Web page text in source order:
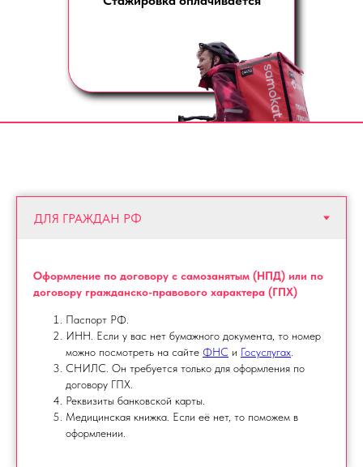
Оформление по договору с самозанятым (НПД) или по
договору гражданско-правового характера (ГПХ)
Паспорт РФ.
ИНН. Если у вас нет бумажного документа, то номер
можно посмотреть на сайте ФНС и Госуслугах
СНИЛС. Он требуется только для оформления по
договору ГПХ.
Реквизиты банковской карты.
Медицинская книжка. Если её нет, то поможем в
оформлении.